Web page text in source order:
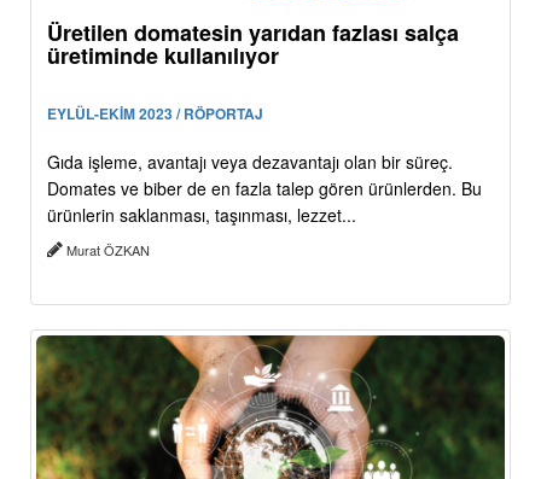
Üretilen domatesin yarıdan fazlası salça
üretiminde kullanılıyor
EYLÜL-EKİM 2023 / RÖPORTAJ
Gıda işleme, avantajı veya dezavantajı olan bir süreç.
Domates ve biber de en fazla talep gören ürünlerden. Bu
ürünlerin saklanması, taşınması, lezzet...
Murat ÖZKAN